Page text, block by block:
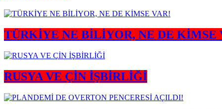
TÜRKİYE NE BİLİYOR, NE DE KİMSE
RUSYA VE ÇİN İŞBİRLİĞİ